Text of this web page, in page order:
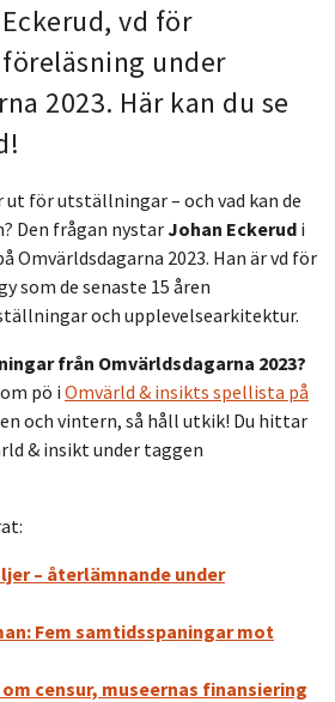
vd för
under
2023. Här kan du se
ut för utställningar – och vad kan de
Den frågan nystarJohan Eckerud i
Omvärldsdagarna 2023. Han är vd för
som de senaste 15 åren
och upplevelsearkitektur.
från Omvärldsdagarna 2023?
pö i Omvärld & insikts spellista på
och vintern, så håll utkik! Du hittar
& insikt under taggen
– återlämnande under
Fem samtidsspaningar mot
censur, museernas finansiering